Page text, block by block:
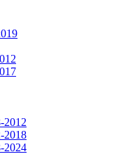
2012
2018
2024